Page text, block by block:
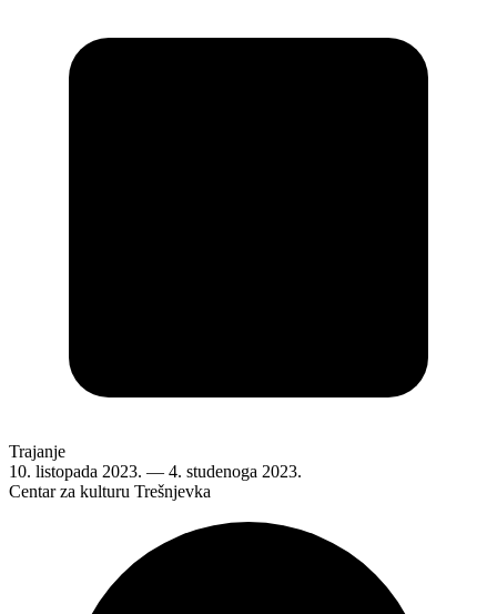
Trajanje
10. listopada 2023. — 4. studenoga 2023.
Centar za kulturu Trešnjevka